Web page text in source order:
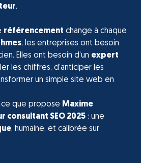
.
référencement change à chaque
, les entreprises ont besoin
Elles ont besoin d’un expert
les chiffres, d’anticiper les
un simple site web en
ce que propose Maxime
consultant SEO 2025: une
, humaine, et calibrée sur